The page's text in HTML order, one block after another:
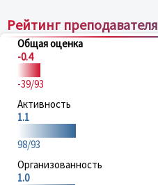
Рейтинг преподавателя
Общая оценка
-0.4
-39/93
Активность
1.1
98/93
Организованность
1.0